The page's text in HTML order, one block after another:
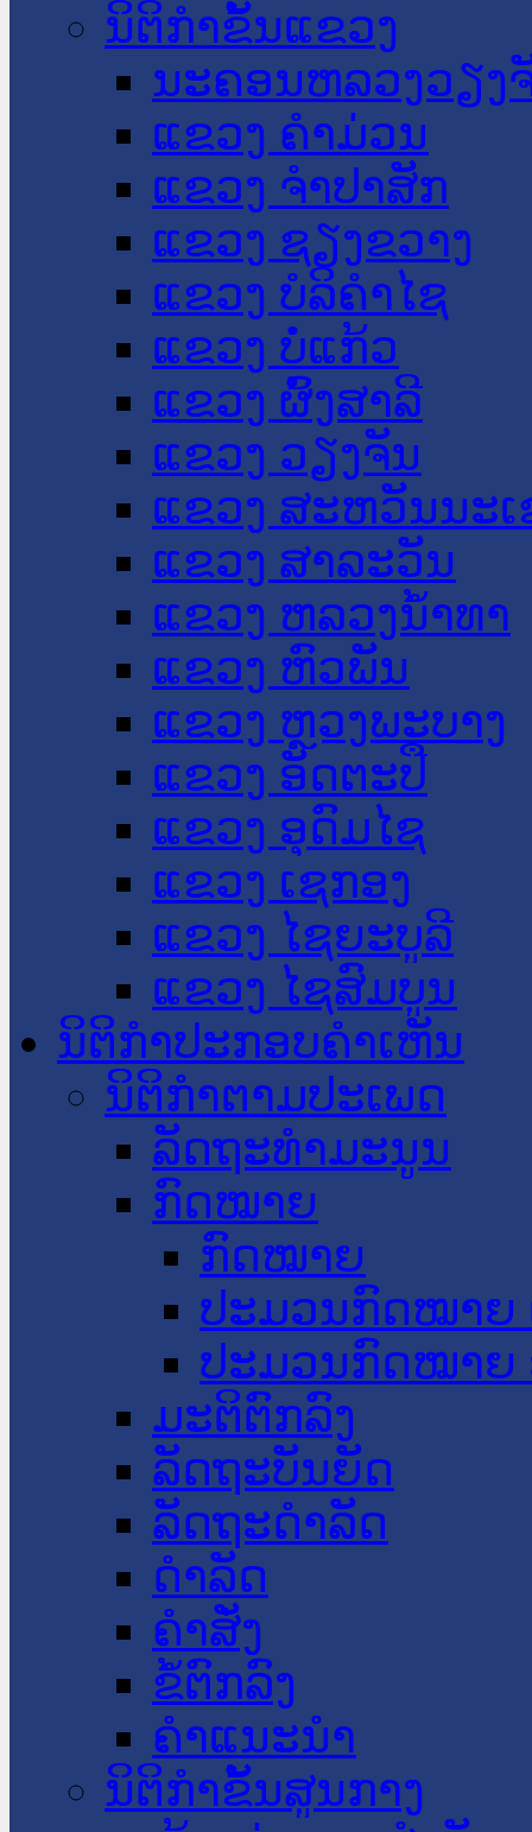
ນິຕິກໍາຂັ້ນແຂວງ
ນະ​ຄອນ​ຫລວງວຽງ
ແຂວງ ຄໍາມ່ວນ
ແຂວງ ຈໍາປາສັກ
ແຂວງ ຊຽງຂວາງ
ແຂວງ ບໍລິຄໍາໄຊ
ແຂວງ ບໍ່ແກ້ວ
ແຂວງ ຜົ້ງສາລີ
ແຂວງ ວຽງຈັນ
ແຂວງ ສະຫວັນນະ
ແຂວງ ສາລະວັນ
ແຂວງ ຫລວງນໍ້າທາ
ແຂວງ ຫົວພັນ
ແຂວງ ຫຼວງພະບາງ
ແຂວງ ອັດຕະປື
ແຂວງ ອຸດົມໄຊ
ແຂວງ ເຊກອງ
ແຂວງ ໄຊຍະບູລີ
ແຂວງ ໄຊສົມບູນ
ນິຕິກໍາປະກອບຄໍາເຫັນ
ນິຕິກໍາຕາມປະເພດ
ລັດຖະທໍາມະນູນ
ກົດໝາຍ
ກົດໝາຍ
ປະມວນກົດໝາຍ
ປະມວນກົດໝາຍ
ມະຕິຕົກລົງ
ລັດຖະບັນຍັດ
ລັດຖະດໍາລັດ
ດໍາລັດ
ຄໍາສັ່ງ
ຂໍ້ຕົກລົງ
ຄໍາແນະນໍາ
ນິຕິກຳຂັ້ນສູນກາງ